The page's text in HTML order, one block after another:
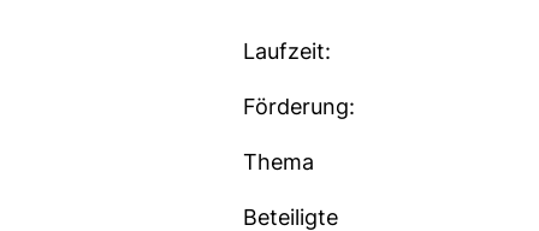
Laufzeit:
Förderung:
Thema
Beteiligte